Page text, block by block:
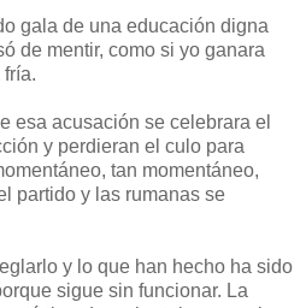
gala de una educación digna
de mentir, como si yo ganara
esa acusación se celebrara el
y perdieran el culo para
tan momentáneo,
partido y las rumanas se
y lo que han hecho ha sido
sigue sin funcionar. La